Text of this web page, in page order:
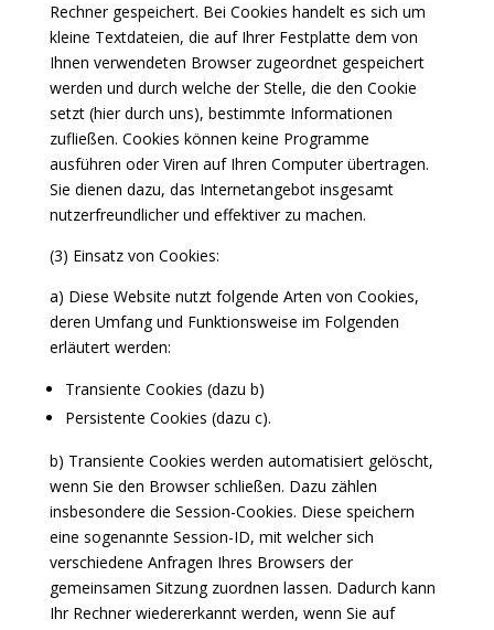
Rechner gespeichert. Bei Cookies handelt es sich um
kleine Textdateien, die auf Ihrer Festplatte dem von
Ihnen verwendeten Browser zugeordnet gespeichert
werden und durch welche der Stelle, die den Cookie
setzt (hier durch uns), bestimmte Informationen
zufließen. Cookies können keine Programme
ausführen oder Viren auf Ihren Computer übertragen.
Sie dienen dazu, das Internetangebot insgesamt
nutzerfreundlicher und effektiver zu machen.
(3) Einsatz von Cookies:
a) Diese Website nutzt folgende Arten von Cookies,
deren Umfang und Funktionsweise im Folgenden
erläutert werden:
Transiente Cookies (dazu b)
Persistente Cookies (dazu c).
b) Transiente Cookies werden automatisiert gelöscht,
wenn Sie den Browser schließen. Dazu zählen
insbesondere die Session-Cookies. Diese speichern
eine sogenannte Session-ID, mit welcher sich
verschiedene Anfragen Ihres Browsers der
gemeinsamen Sitzung zuordnen lassen. Dadurch kann
Ihr Rechner wiedererkannt werden, wenn Sie auf